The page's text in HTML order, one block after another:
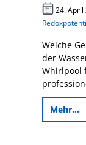
24.
Welche
der
Whirlpool
Mehr...